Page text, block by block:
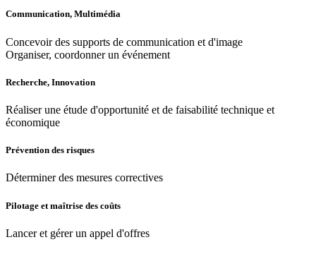
Communication, Multimédia
Concevoir des supports de communication et d'image
Organiser, coordonner un événement
Recherche, Innovation
Réaliser une étude d'opportunité et de faisabilité technique et
économique
Prévention des risques
Déterminer des mesures correctives
Pilotage et maîtrise des coûts
Lancer et gérer un appel d'offres